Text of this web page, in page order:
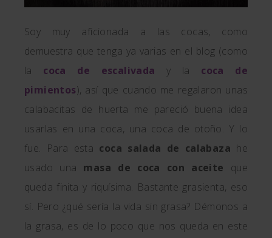
Soy muy aficionada a las cocas, como
demuestra que tenga ya varias en el blog (como
la coca de escalivada y la coca de
pimientos), así que cuando me regalaron unas
calabacitas de huerta me pareció buena idea
usarlas en una coca, una coca de otoño. Y lo
fue. Para esta coca salada de calabaza he
usado una masa de coca con aceite que
queda finita y riquísima. Bastante grasienta, eso
sí. Pero ¿qué sería la vida sin grasa? Démonos a
la grasa, es de lo poco que nos queda en este